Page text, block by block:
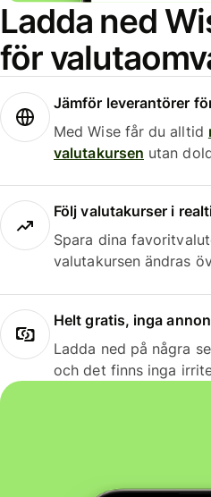
Ladda ned
för
Jämför leverantörer
Med Wise får du alltid
valutakursen utan
Följ valutakurser i
Spara dina
valutakursen ändras
Helt gratis, inga
Ladda ned på några
och det finns inga